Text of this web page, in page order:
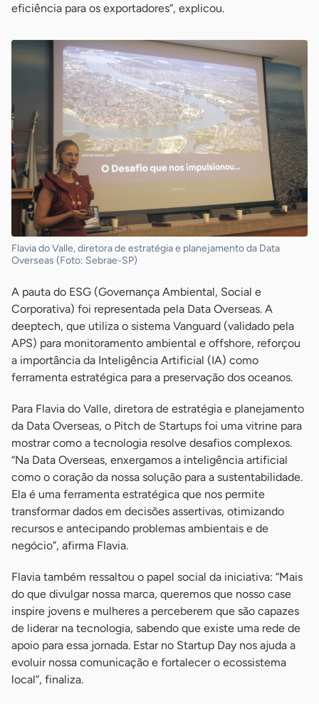
eficiência para os exportadores”, explicou.
Flavia do Valle, diretora de estratégia e planejamento da Data
Overseas (Foto: Sebrae-SP)
A pauta do ESG (Governança Ambiental, Social e
Corporativa) foi representada pela Data Overseas. A
deeptech, que utiliza o sistema Vanguard (validado pela
APS) para monitoramento ambiental e offshore, reforçou
a importância da Inteligência Artificial (IA) como
ferramenta estratégica para a preservação dos oceanos.
Para Flavia do Valle, diretora de estratégia e planejamento
da Data Overseas, o Pitch de Startups foi uma vitrine para
mostrar como a tecnologia resolve desafios complexos.
“Na Data Overseas, enxergamos a inteligência artificial
como o coração da nossa solução para a sustentabilidade.
Ela é uma ferramenta estratégica que nos permite
transformar dados em decisões assertivas, otimizando
recursos e antecipando problemas ambientais e de
negócio”, afirma Flavia.
Flavia também ressaltou o papel social da iniciativa: “Mais
do que divulgar nossa marca, queremos que nosso case
inspire jovens e mulheres a perceberem que são capazes
de liderar na tecnologia, sabendo que existe uma rede de
apoio para essa jornada. Estar no Startup Day nos ajuda a
evoluir nossa comunicação e fortalecer o ecossistema
local”, finaliza.